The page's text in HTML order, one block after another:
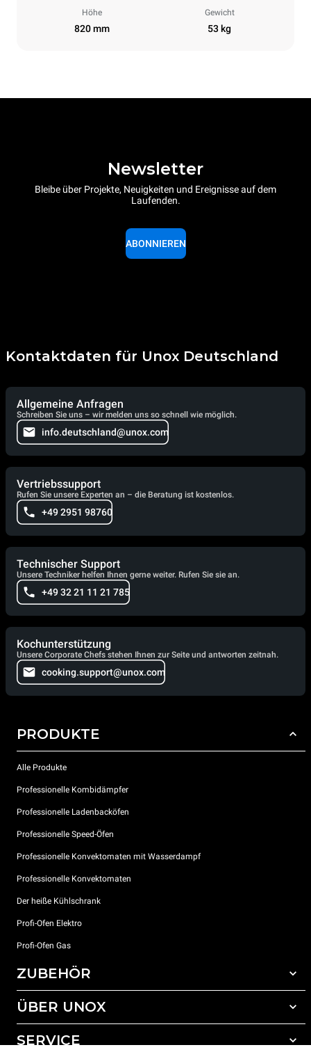
Höhe
820 mm
Gewicht
53 kg
Newsletter
Bleibe über Projekte, Neuigkeiten und Ereignisse auf dem
Laufenden.
ABONNIEREN
Kontaktdaten für Unox Deutschland
Allgemeine Anfragen
Schreiben Sie uns – wir melden uns so schnell wie möglich.
info.deutschland@unox.com
Vertriebssupport
Rufen Sie unsere Experten an – die Beratung ist kostenlos.
+49 2951 98760
Technischer Support
Unsere Techniker helfen Ihnen gerne weiter. Rufen Sie sie an.
+49 32 21 11 21 785
Kochunterstützung
Unsere Corporate Chefs stehen Ihnen zur Seite und antworten zeitnah.
cooking.support@unox.com
PRODUKTE
Alle Produkte
Professionelle Kombidämpfer
Professionelle Ladenbacköfen
Professionelle Speed-Öfen
Professionelle Konvektomaten mit Wasserdampf
Professionelle Konvektomaten
Der heiße Kühlschrank
Profi-Ofen Elektro
Profi-Ofen Gas
ZUBEHÖR
Gesamtes Zubehör
ÜBER UNOX
Unsere Standorte weltweit
SERVICE